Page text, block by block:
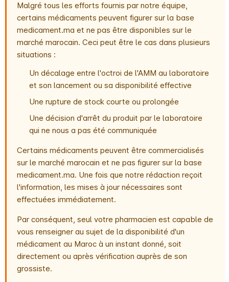
Malgré tous les efforts fournis par notre équipe,
certains médicaments peuvent figurer sur la base
medicament.ma et ne pas être disponibles sur le
marché marocain. Ceci peut être le cas dans plusieurs
situations :
Un décalage entre l'octroi de l'AMM au laboratoire
et son lancement ou sa disponibilité effective
Une rupture de stock courte ou prolongée
Une décision d'arrêt du produit par le laboratoire
qui ne nous a pas été communiquée
Certains médicaments peuvent être commercialisés
sur le marché marocain et ne pas figurer sur la base
medicament.ma. Une fois que notre rédaction reçoit
l'information, les mises à jour nécessaires sont
effectuées immédiatement.
Par conséquent, seul votre pharmacien est capable de
vous renseigner au sujet de la disponibilité d'un
médicament au Maroc à un instant donné, soit
directement ou après vérification auprès de son
grossiste.